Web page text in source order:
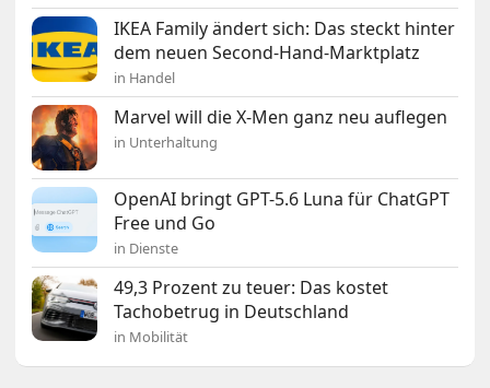
IKEA Family ändert sich: Das steckt hinter
dem neuen Second-Hand-Marktplatz
in Handel
Marvel will die X-Men ganz neu auflegen
in Unterhaltung
OpenAI bringt GPT-5.6 Luna für ChatGPT
Free und Go
in Dienste
49,3 Prozent zu teuer: Das kostet
Tachobetrug in Deutschland
in Mobilität